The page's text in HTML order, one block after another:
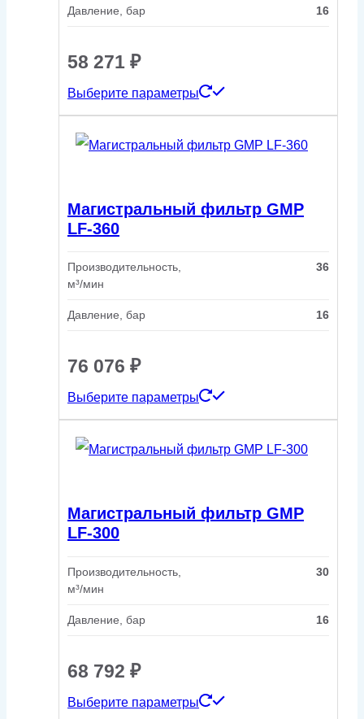
Давление, бар 16
58 271 ₽
Выберите параметры
Этот
товар
имеет
Опции
Магистральный фильтр GMP
LF-360
Производительность,
м³/мин
36
Давление, бар 16
76 076 ₽
Выберите параметры
Этот
товар
имеет
Опции
Магистральный фильтр GMP
LF-300
Производительность,
м³/мин
30
Давление, бар 16
68 792 ₽
Выберите параметры
Этот